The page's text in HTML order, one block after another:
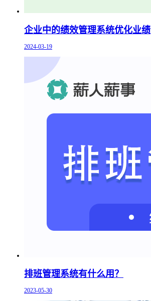
企业中的绩效管理系统优化业绩
2024-03-19
排班管理系统有什么用？
2023-05-30